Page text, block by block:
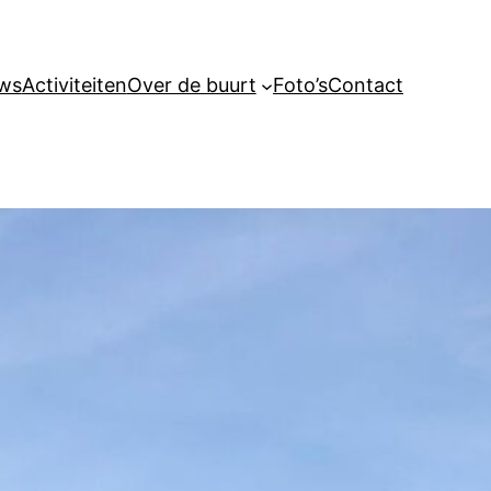
ActiviteitenOver de buurt Foto’sContact